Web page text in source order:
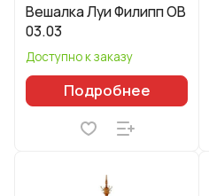
Вешалка Луи Филипп ОВ
03.03
Доступно к заказу
Подробнее